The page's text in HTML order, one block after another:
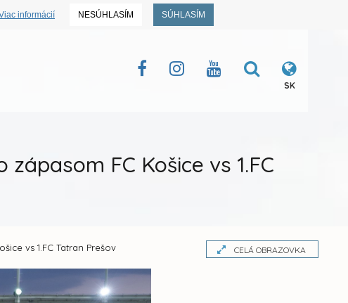
informácií NESÚHLASÍM SÚHLASÍM
SK
FC Košice vs 1.FC
vs 1.FC Tatran Prešov CELÁ OBRAZOVKA